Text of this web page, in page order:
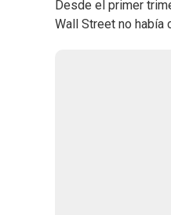
Desde el primer
Wall Street no había